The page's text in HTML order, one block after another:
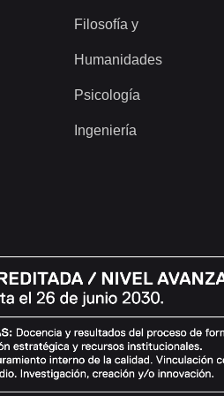
Filosofía y
Humanidades
Psicología
Ingeniería